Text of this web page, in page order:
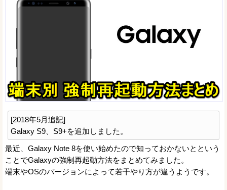
[2018年5月追記]
Galaxy S9、S9+を追加しました。
最近、Galaxy Note 8を使い始めたので知っておかないとという
ことでGalaxyの強制再起動方法をまとめてみました。
端末やOSのバージョンによって若干やり方が違うようです。